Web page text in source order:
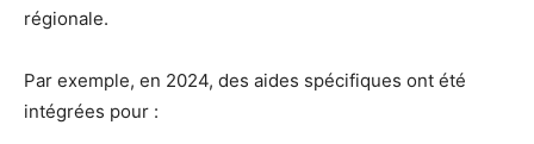
régionale.
Par exemple, en 2024, des aides spécifiques ont été
intégrées pour :